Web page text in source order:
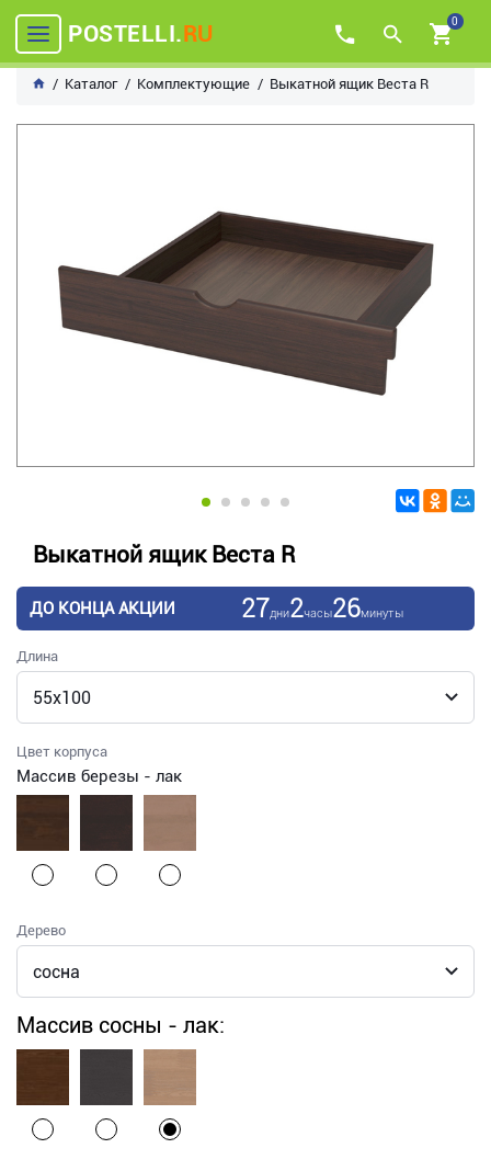
POSTELLI.RU 0
Каталог Комплектующие Выкатной ящик Веста R
Выкатной ящик Веста R
ДО КОНЦА АКЦИИ 27дни2часы26минуты
Длина
Цвет корпуса
Массив березы - лак
Дерево
Массив сосны - лак: